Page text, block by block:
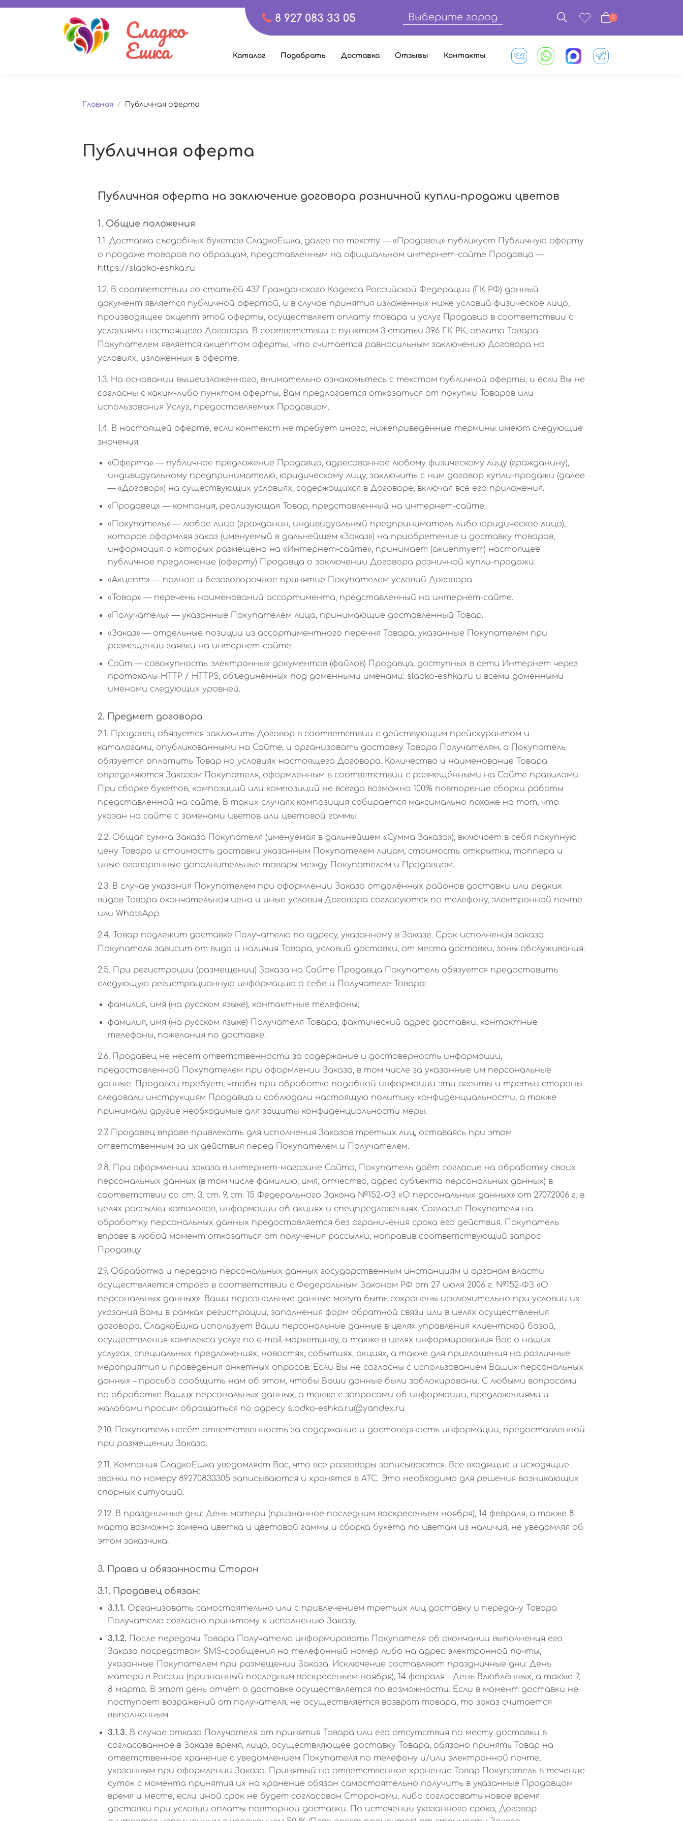
8 927 083 33 05 Выберите город 0
Сладко
Ешка Каталог Подобрать Доставка Отзывы Контакты
Главная / Публичная оферта
Публичная оферта
Публичная оферта на заключение договора розничной купли-продажи цветов
1. Общие положения
1.1. Доставка съедобных букетов СладкоЕшка, далее по тексту — «Продавец» публикует Публичную оферту
о продаже товаров по образцам, представленным на официальном интернет-сайте Продавца —
https://sladko-eshka.ru
1.2. В соответствии со статьёй 437 Гражданского Кодекса Российской Федерации (ГК РФ) данный
документ является публичной офертой, и в случае принятия изложенных ниже условий физическое лицо,
производящее акцепт этой оферты, осуществляет оплату товара и услуг Продавца в соответствии с
условиями настоящего Договора. В соответствии с пунктом 3 статьи 396 ГК РК, оплата Товара
Покупателем является акцептом оферты, что считается равносильным заключению Договора на
условиях, изложенных в оферте.
1.3. На основании вышеизложенного, внимательно ознакомьтесь с текстом публичной оферты, и если Вы не
согласны с каким-либо пунктом оферты, Вам предлагается отказаться от покупки Товаров или
использования Услуг, предоставляемых Продавцом.
1.4. В настоящей оферте, если контекст не требует иного, нижеприведённые термины имеют следующие
значения:
«Оферта» — публичное предложение Продавца, адресованное любому физическому лицу (гражданину),
индивидуальному предпринимателю, юридическому лицу, заключить с ним договор купли-продажи (далее
— «Договор») на существующих условиях, содержащихся в Договоре, включая все его приложения.
«Продавец» — компания, реализующая Товар, представленный на интернет-сайте.
«Покупатель» — любое лицо (гражданин, индивидуальный предприниматель либо юридическое лицо),
которое оформляя заказ (именуемый в дальнейшем «Заказ») на приобретение и доставку товаров,
информация о которых размещена на «Интернет-сайте», принимает (акцептует) настоящее
публичное предложение (оферту) Продавца о заключении Договора розничной купли-продажи.
«Акцепт» — полное и безоговорочное принятие Покупателем условий Договора.
«Товар» — перечень наименований ассортимента, представленный на интернет-сайте.
«Получатель» — указанные Покупателем лица, принимающие доставленный Товар.
«Заказ» — отдельные позиции из ассортиментного перечня Товара, указанные Покупателем при
размещении заявки на интернет-сайте.
Сайт — совокупность электронных документов (файлов) Продавца, доступных в сети Интернет через
протоколы HTTP / HTTPS, объединённых под доменными именами: sladko-eshka.ru и всеми доменными
именами следующих уровней.
2. Предмет договора
2.1. Продавец обязуется заключить Договор в соответствии с действующим прейскурантом и
каталогами, опубликованными на Сайте, и организовать доставку Товара Получателям, а Покупатель
обязуется оплатить Товар на условиях настоящего Договора. Количество и наименование Товара
определяются Заказом Покупателя, оформленным в соответствии с размещёнными на Сайте правилами.
При сборке букетов, композиций или композиций не всегда возможно 100% повторение сборки работы
представленной на сайте. В таких случаях композиция собирается максимально похоже на тот, что
указан на сайте с заменами цветов или цветовой гаммы.
2.2. Общая сумма Заказа Покупателя (именуемая в дальнейшем «Сумма Заказа»), включает в себя покупную
цену Товара и стоимость доставки указанным Покупателем лицам, стоимость открытки, топпера и
иные оговоренные дополнительные товары между Покупателем и Продавцом.
2.3. В случае указания Покупателем при оформлении Заказа отдалённых районов доставки или редких
видов Товара окончательная цена и иные условия Договора согласуются по телефону, электронной почте
или WhatsApp.
2.4. Товар подлежит доставке Получателю по адресу, указанному в Заказе. Срок исполнения заказа
Покупателя зависит от вида и наличия Товара, условий доставки, от места доставки, зоны обслуживания.
2.5. При регистрации (размещении) Заказа на Сайте Продавца Покупатель обязуется предоставить
следующую регистрационную информацию о себе и Получателе Товара:
фамилия, имя (на русском языке), контактные телефоны;
фамилия, имя (на русском языке) Получателя Товара, фактический адрес доставки, контактные
телефоны, пожелания по доставке.
2.6. Продавец не несёт ответственности за содержание и достоверность информации,
предоставленной Покупателем при оформлении Заказа, в том числе за указанные им персональные
данные. Продавец требует, чтобы при обработке подобной информации эти агенты и третьи стороны
следовали инструкциям Продавца и соблюдали настоящую политику конфиденциальности, а также
принимали другие необходимые для защиты конфиденциальности меры.
2.7. Продавец вправе привлекать для исполнения Заказов третьих лиц, оставаясь при этом
ответственным за их действия перед Покупателем и Получателем.
2.8. При оформлении заказа в интернет-магазине Сайта, Покупатель даёт согласие на обработку своих
персональных данных (в том числе фамилию, имя, отчество, адрес субъекта персональных данных) в
соответствии со ст. 3, ст. 9, ст. 15 Федерального Закона №152-ФЗ «О персональных данных» от 27.07.2006 г. в
целях рассылки каталогов, информации об акциях и спецпредложениях. Согласие Покупателя на
обработку персональных данных предоставляется без ограничения срока его действия. Покупатель
вправе в любой момент отказаться от получения рассылки, направив соответствующий запрос
Продавцу.
2.9. Обработка и передача персональных данных государственным инстанциям и органам власти
осуществляется строго в соответствии с Федеральным Законом РФ от 27 июля 2006 г. №152-ФЗ «О
персональных данных». Ваши персональные данные могут быть сохранены исключительно при условии их
указания Вами в рамках регистрации, заполнения форм обратной связи или в целях осуществления
договора. СладкоЕшка использует Ваши персональные данные в целях управления клиентской базой,
осуществления комплекса услуг по e-mail-маркетингу, а также в целях информирования Вас о наших
услугах, специальных предложениях, новостях, событиях, акциях, а также для приглашения на различные
мероприятия и проведения анкетных опросов. Если Вы не согласны с использованием Ваших персональных
данных – просьба сообщить нам об этом, чтобы Ваши данные были заблокированы. С любыми вопросами
по обработке Ваших персональных данных, а также с запросами об информации, предложениями и
жалобами просим обращаться по адресу sladko-eshka.ru@yandex.ru
2.10. Покупатель несёт ответственность за содержание и достоверность информации, предоставленной
при размещении Заказа.
2.11. Компания СладкоЕшка уведомляет Вас, что все разговоры записываются. Все входящие и исходящие
звонки по номеру 89270833305 записываются и хранятся в АТС. Это необходимо для решения возникающих
спорных ситуаций.
2.12. В праздничные дни: День матери (признанное последним воскресеньем ноября), 14 февраля, а также 8
марта возможна замена цветка и цветовой гаммы и сборка букета по цветам из наличия, не уведомляя об
этом заказчика.
3. Права и обязанности Сторон
3.1. Продавец обязан:
3.1.1. Организовать самостоятельно или с привлечением третьих лиц доставку и передачу Товара
Получателю согласно принятому к исполнению Заказу.
3.1.2. После передачи Товара Получателю информировать Покупателя об окончании выполнения его
Заказа посредством SMS-сообщения на телефонный номер либо на адрес электронной почты,
указанные Покупателем при размещении Заказа. Исключение составляют праздничные дни: День
матери в России (признанный последним воскресеньем ноября), 14 февраля – День Влюблённых, а также 7,
8 марта. В этот день отчёт о доставке осуществляется по возможности. Если в момент доставки не
поступает возражений от получателя, не осуществляется возврат товара, то заказ считается
выполненным.
3.1.3. В случае отказа Получателя от принятия Товара или его отсутствия по месту доставки в
согласованное в Заказе время, лицо, осуществляющее доставку Товара, обязано принять Товар на
ответственное хранение с уведомлением Покупателя по телефону и/или электронной почте,
указанным при оформлении Заказа. Принятый на ответственное хранение Товар Покупатель в течение
суток с момента принятия их на хранение обязан самостоятельно получить в указанные Продавцом
время и месте, если иной срок не будет согласован Сторонами, либо согласовать новое время
доставки при условии оплаты повторной доставки. По истечении указанного срока, Договор